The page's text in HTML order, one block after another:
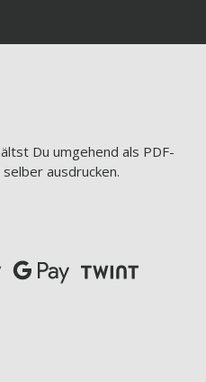
Du umgehend als PDF-
ausdrucken.